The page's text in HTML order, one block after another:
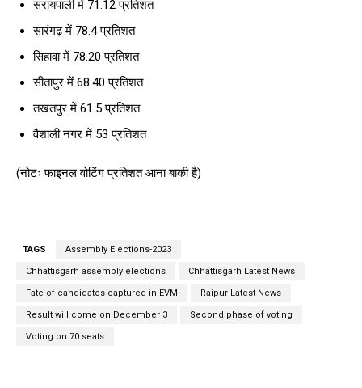
सरायपाली में 71.12 प्रतिशत
सारंगढ़ में 78.4 प्रतिशत
सिहावा में 78.20 प्रतिशत
सीतापुर में 68.40 प्रतिशत
तखतपुर में 61.5 प्रतिशत
वैशाली नगर में 53 प्रतिशत
(नोटः फाइनल वोटिंग प्रतिशत आना बाकी है)
TAGS Assembly Elections-2023
Chhattisgarh assembly elections Chhattisgarh Latest News
Fate of candidates captured in EVM Raipur Latest News
Result will come on December 3 Second phase of voting
Voting on 70 seats